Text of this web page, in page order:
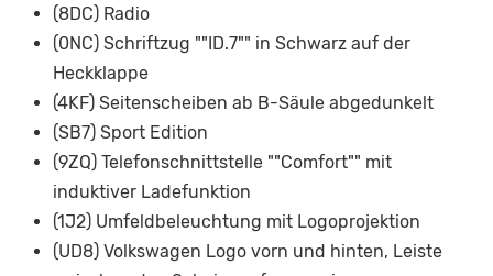
(8DC) Radio
(0NC) Schriftzug ""ID.7"" in Schwarz auf der
Heckklappe
(4KF) Seitenscheiben ab B-Säule abgedunkelt
(SB7) Sport Edition
(9ZQ) Telefonschnittstelle ""Comfort"" mit
induktiver Ladefunktion
(1J2) Umfeldbeleuchtung mit Logoprojektion
(UD8) Volkswagen Logo vorn und hinten, Leiste